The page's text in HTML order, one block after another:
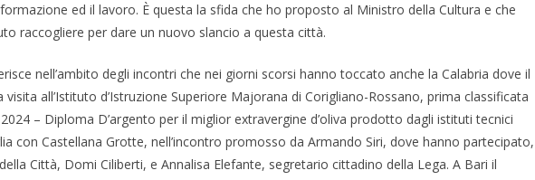
ed il lavoro. È questa la sfida che ho proposto al Ministro della Cultura e che
raccogliere per dare un nuovo slancio a questa città.
nell’ambito degli incontri che nei giorni scorsi hanno toccato anche la Calabria dove il
all’Istituto d’Istruzione Superiore Majorana di Corigliano-Rossano, prima classificata
– Diploma D’argento per il miglior extravergine d’oliva prodotto dagli istituti tecnici
con Castellana Grotte, nell’incontro promosso da Armando Siri, dove hanno partecipato,
Città, Domi Ciliberti, e Annalisa Elefante, segretario cittadino della Lega. A Bari il